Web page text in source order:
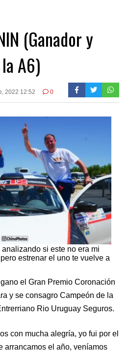
(Ganador y
A6)
2022 12:52 0
si este no era mi
estrenar el uno te vuelve a
el Gran Premio Coronación
y se consagro Campeón de la
Rio Uruguay Seguros.
con mucha alegría, yo fui por el
arrancamos el año, veníamos